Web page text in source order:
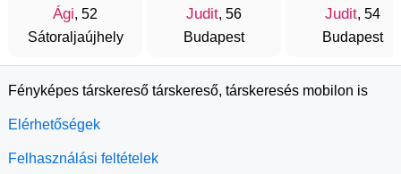
Ági, 52
Sátoraljaújhely
Judit, 56
Budapest
Judit, 54
Budapest
Fényképes társkereső társkereső, társkeresés mobilon is
Elérhetőségek
Felhasználási feltételek